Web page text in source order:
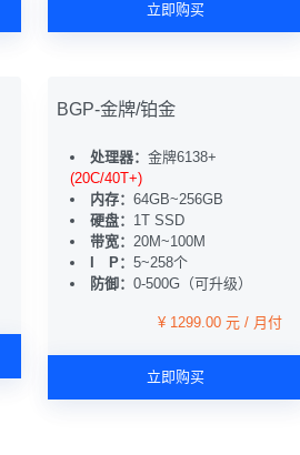
立即购买
BGP-金牌/铂金
处理器： 金牌6138+
(20C/40T+)
内存： 64GB~256GB
硬盘： 1T SSD
带宽： 20M~100M
I P： 5~258个
防御： 0-500G（可升级）
¥ 1299.00 元 / 月付
立即购买